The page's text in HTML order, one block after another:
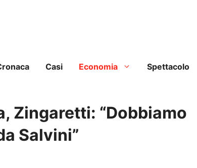
Casi Economia Spettacolo
Zingaretti: “Dobbiamo
Salvini”